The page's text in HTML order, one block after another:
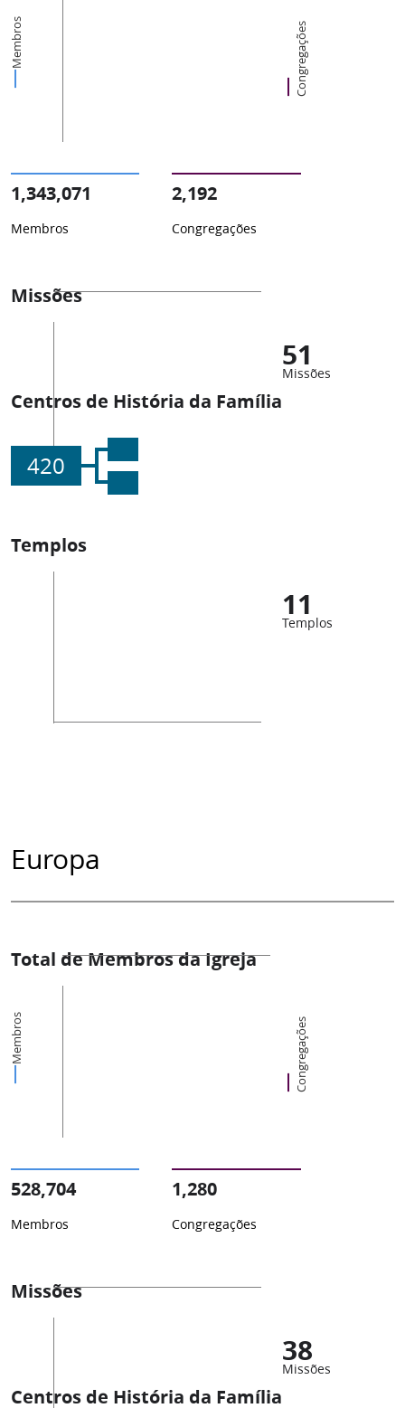
Membros Congregações
1,343,071
Membros
2,192
Congregações
Missões
51
Missões
Centros de História da Família
420
Templos
11
Templos
Europa
Total de Membros da Igreja
Membros Congregações
528,704
Membros
1,280
Congregações
Missões
38
Missões
Centros de História da Família